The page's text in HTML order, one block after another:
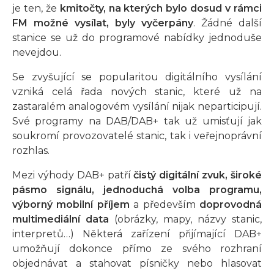
je ten, že kmitočty, na kterých bylo dosud v rámci
FM možné vysílat, byly vyčerpány. Žádné další
stanice se už do programové nabídky jednoduše
nevejdou.
Se zvyšující se popularitou digitálního vysílání
vzniká celá řada nových stanic, které už na
zastaralém analogovém vysílání nijak neparticipují.
Své programy na DAB/DAB+ tak už umisťují jak
soukromí provozovatelé stanic, tak i veřejnoprávní
rozhlas.
Mezi výhody DAB+ patříčistý digitální zvuk, široké
pásmo signálu, jednoduchá volba programu,
výborný mobilní příjem a především doprovodná
multimediální data (obrázky, mapy, názvy stanic,
interpretů…) Některá zařízení přijímající DAB+
umožňují dokonce přímo ze svého rozhraní
objednávat a stahovat písničky nebo hlasovat